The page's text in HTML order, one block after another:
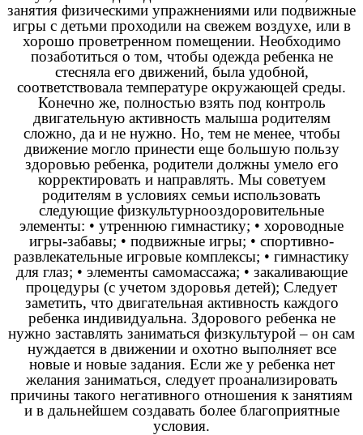
занятия физическими упражнениями или подвижные
игры с детьми проходили на свежем воздухе, или в
хорошо проветренном помещении. Необходимо
позаботиться о том, чтобы одежда ребенка не
стесняла его движений, была удобной,
соответствовала температуре окружающей среды.
Конечно же, полностью взять под контроль
двигательную активность малыша родителям
сложно, да и не нужно. Но, тем не менее, чтобы
движение могло принести еще большую пользу
здоровью ребенка, родители должны умело его
корректировать и направлять. Мы советуем
родителям в условиях семьи использовать
следующие физкультурнооздоровительные
элементы: • утреннюю гимнастику; • хороводные
игры-забавы; • подвижные игры; • спортивно-
развлекательные игровые комплексы; • гимнастику
для глаз; • элементы самомассажа; • закаливающие
процедуры (с учетом здоровья детей); Следует
заметить, что двигательная активность каждого
ребенка индивидуальна. Здорового ребенка не
нужно заставлять заниматься физкультурой – он сам
нуждается в движении и охотно выполняет все
новые и новые задания. Если же у ребенка нет
желания заниматься, следует проанализировать
причины такого негативного отношения к занятиям
и в дальнейшем создавать более благоприятные
условия.